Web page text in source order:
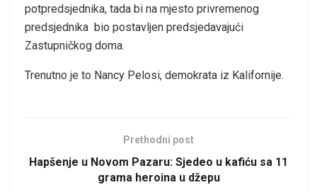
potpredsjednika, tada bi na mjesto privremenog
predsjednika bio postavljen predsjedavajući
Zastupničkog doma.
Trenutno je to Nancy Pelosi, demokrata iz Kalifornije.
Prethodni post
Hapšenje u Novom Pazaru: Sjedeo u kafiću sa 11
grama heroina u džepu